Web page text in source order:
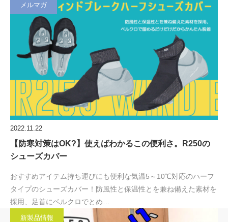
メルマガ
2022.11.22
【防寒対策はOK?】使えばわかるこの便利さ。R250の
シューズカバー
おすすめアイテム持ち運びにも便利な気温5～10℃対応のハーフ
タイプのシューズカバー！防風性と保温性とを兼ね備えた素材を
採用、足首にベルクロでとめ…
新製品情報